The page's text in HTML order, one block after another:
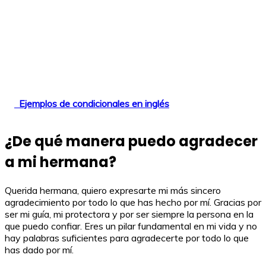
Ejemplos de condicionales en inglés
¿De qué manera puedo agradecer
a mi hermana?
Querida hermana, quiero expresarte mi más sincero
agradecimiento por todo lo que has hecho por mí. Gracias por
ser mi guía, mi protectora y por ser siempre la persona en la
que puedo confiar. Eres un pilar fundamental en mi vida y no
hay palabras suficientes para agradecerte por todo lo que
has dado por mí.